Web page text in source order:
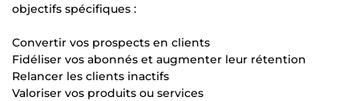
objectifs spécifiques :
Convertir vos prospects en clients
Fidéliser vos abonnés et augmenter leur rétention
Relancer les clients inactifs
Valoriser vos produits ou services